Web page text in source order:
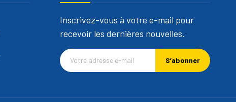
Inscrivez-vous à votre e-mail pour
recevoir les dernières nouvelles.
S’abonner